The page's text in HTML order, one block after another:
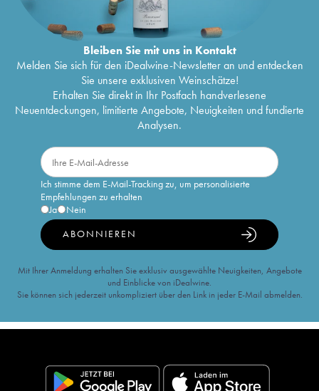
Bleiben Sie mit uns in Kontakt
Melden Sie sich für den iDealwine-Newsletter an und entdecken
Sie unsere exklusiven Weinschätze!
Erhalten Sie direkt in Ihr Postfach handverlesene
Neuentdeckungen, limitierte Angebote, Neuigkeiten und fundierte
Analysen.
Ich stimme dem E-Mail-Tracking zu, um personalisierte
Empfehlungen zu erhalten
Ja
Nein
ABONNIEREN
Mit Ihrer Anmeldung erhalten Sie exklusiv ausgewählte Neuigkeiten, Angebote
und Einblicke von iDealwine.
Sie können sich jederzeit unkompliziert über den Link in jeder E-Mail abmelden.